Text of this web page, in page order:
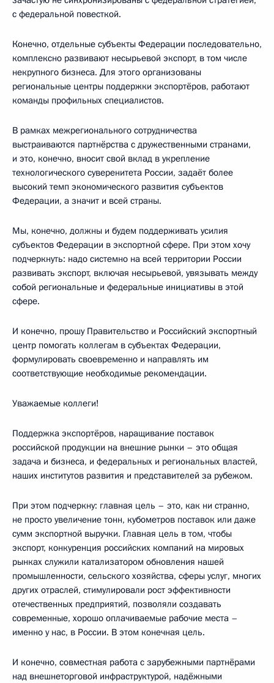
с федеральной повесткой.
Конечно, отдельные субъекты Федерации последовательно,
комплексно развивают несырьевой экспорт, в том числе
некрупного бизнеса. Для этого организованы
региональные центры поддержки экспортёров, работают
команды профильных специалистов.
В рамках межрегионального сотрудничества
выстраиваются партнёрства с дружественными странами,
и это, конечно, вносит свой вклад в укрепление
технологического суверенитета России, задаёт более
высокий темп экономического развития субъектов
Федерации, а значит и всей страны.
Мы, конечно, должны и будем поддерживать усилия
субъектов Федерации в экспортной сфере. При этом хочу
подчеркнуть: надо системно на всей территории России
развивать экспорт, включая несырьевой, увязывать между
собой региональные и федеральные инициативы в этой
сфере.
И конечно, прошу Правительство и Российский экспортный
центр помогать коллегам в субъектах Федерации,
формулировать своевременно и направлять им
соответствующие необходимые рекомендации.
Уважаемые коллеги!
Поддержка экспортёров, наращивание поставок
российской продукции на внешние рынки – это общая
задача и бизнеса, и федеральных и региональных властей,
наших институтов развития и представителей за рубежом.
При этом подчеркну: главная цель – это, как ни странно,
не просто увеличение тонн, кубометров поставок или даже
сумм экспортной выручки. Главная цель в том, чтобы
экспорт, конкуренция российских компаний на мировых
рынках служили катализатором обновления нашей
промышленности, сельского хозяйства, сферы услуг, многих
других отраслей, стимулировали рост эффективности
отечественных предприятий, позволяли создавать
современные, хорошо оплачиваемые рабочие места –
именно у нас, в России. В этом конечная цель.
И конечно, совместная работа с зарубежными партнёрами
над внешнеторговой инфраструктурой, надёжными